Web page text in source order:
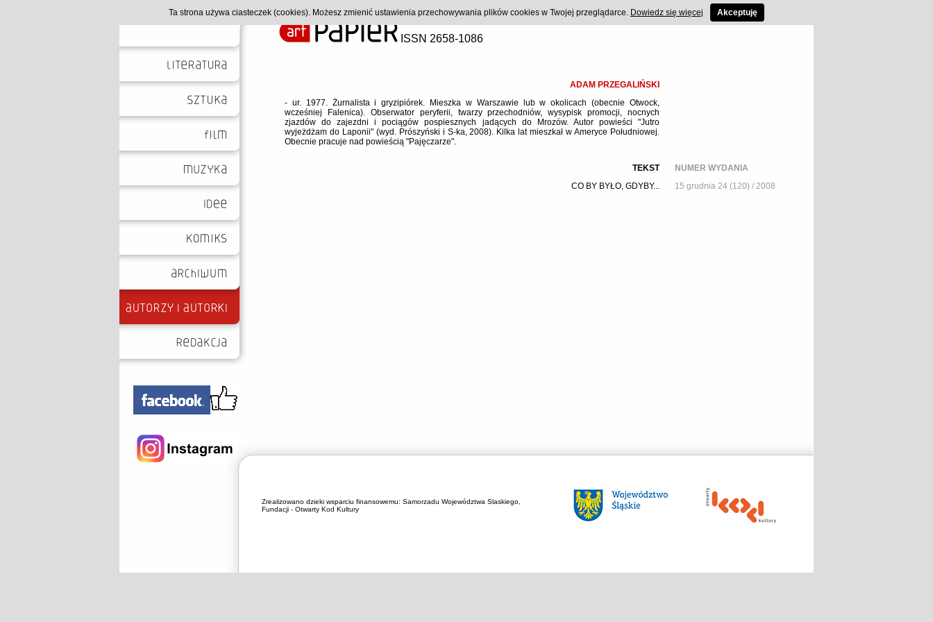
ISSN 2658-1086
ADAM PRZEGALIŃSKI
- ur. 1977. Żurnalista i gryzipiórek. Mieszka w Warszawie lub w okolicach (obecnie Otwock,
wcześniej Falenica). Obserwator peryferii, twarzy przechodniów, wysypisk promocji, nocnych
zjazdów do zajezdni i pociągów pospiesznych jadących do Mrozów. Autor powieści "Jutro
wyjeżdżam do Laponii" (wyd. Prószyński i S-ka, 2008). Kilka lat mieszkał w Ameryce Południowej.
Obecnie pracuje nad powieścią "Pajęczarze".
TEKST
NUMER WYDANIA
CO BY BYŁO, GDYBY...
15 grudnia 24 (120) / 2008
Zrealizowano dzieki wsparciu finansowemu: Samorzadu Województwa Slaskiego,
Fundacji - Otwarty Kod Kultury
Ta strona używa ciasteczek (cookies). Możesz zmienić ustawienia przechowywania plików cookies w Twojej przeglądarce. Dowiedz się więcej Akceptuję